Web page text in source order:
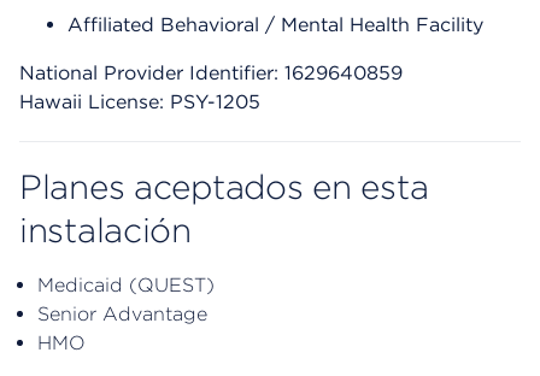
Affiliated Behavioral / Mental Health Facility
National Provider Identifier: 1629640859
Hawaii License: PSY-1205
Planes aceptados en esta
instalación
Medicaid (QUEST)
Senior Advantage
HMO